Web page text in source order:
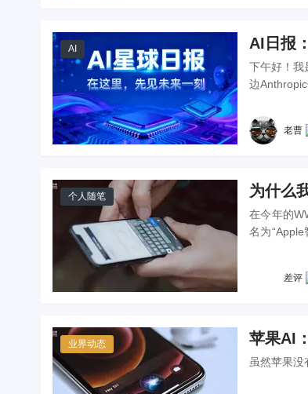
AI AI日报
下午好！我
边
老曹
个人随笔 为什么
在今年的
名为
差评
业界动态 苹果AI
虽然苹果没